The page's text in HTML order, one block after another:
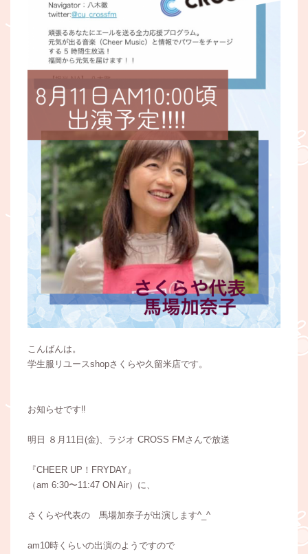
こんばんは。
学生服リユースshopさくらや久留米店です。
お知らせです‼︎
明日 ８月11日(金)、ラジオ CROSS FMさんで放送
『CHEER UP！FRYDAY』
（am 6:30〜11:47 ON Air）に、
さくらや代表の 馬場加奈子が出演します^_^
am10時くらいの出演のようですので